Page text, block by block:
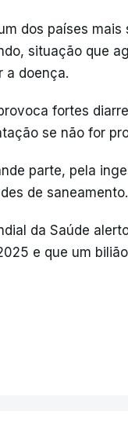
dos países
situação que
a doença.
fortes
se não for
parte, pela
de saneamento.
da Saúde
e que um